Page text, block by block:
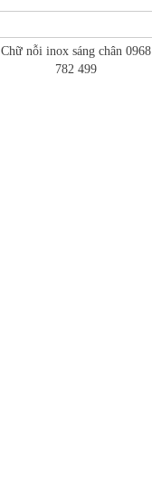
Chữ nỗi inox sáng chân 0968
782 499